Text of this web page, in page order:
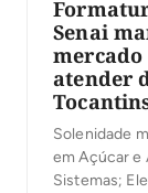
Senai
atender
Solenidade
em Açúcar e
Sistemas;